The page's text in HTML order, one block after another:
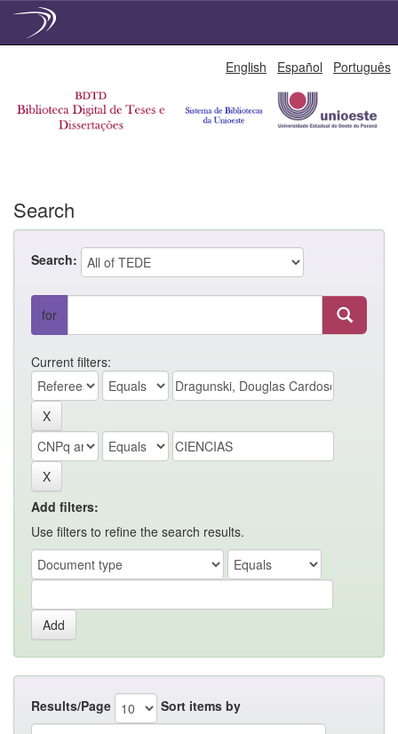
English Español Português
Search
Search:
for
Current filters:
Add filters:
Use filters to refine the search results.
Results/Page Sort items by